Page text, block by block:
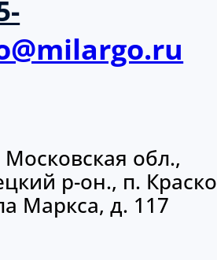
Московская обл.,
р-он., п.
Маркса, д. 117